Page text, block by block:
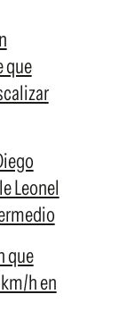
que
Leonel
que
h en